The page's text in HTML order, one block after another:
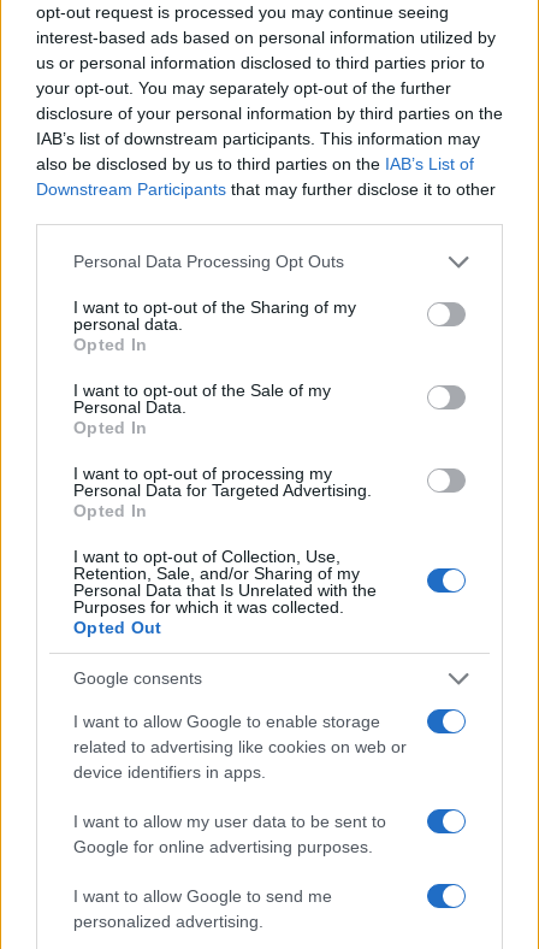
opt-out request is processed you may continue seeing
interest-based ads based on personal information utilized by
us or personal information disclosed to third parties prior to
your opt-out. You may separately opt-out of the further
disclosure of your personal information by third parties on the
IAB’s list of downstream participants. This information may
also be disclosed by us to third parties on the IAB’s List of
Downstream Participants that may further disclose it to other
Please note that this website/app uses one or more Google
not limited to your visit or usage behaviour. You may click to
grant or deny consent to Google and its third-party tags to
use your data for below specified purposes in below Google
consent section.
Personal Data Processing Opt Outs
I want to opt-out of the Sharing of my
personal data.
Opted In
I want to opt-out of the Sale of my
Personal Data.
Opted In
I want to opt-out of processing my
Personal Data for Targeted Advertising.
Opted In
I want to opt-out of Collection, Use,
Retention, Sale, and/or Sharing of my
Personal Data that Is Unrelated with the
Purposes for which it was collected.
Opted Out
Google consents
I want to allow Google to enable storage
related to advertising like cookies on web or
device identifiers in apps.
I want to allow my user data to be sent to
Google for online advertising purposes.
I want to allow Google to send me
personalized advertising.
Continua a leggere
SCI ALPINISMO
Pianificare gite di sci alpinismo: mappe, ARTVA e
scelta dei pendii